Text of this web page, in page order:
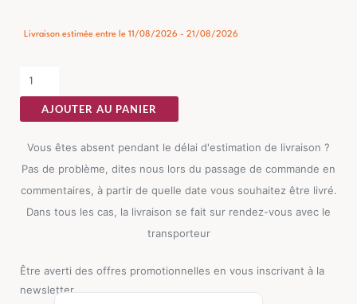
Livraison estimée entre le 11/08/2026 - 21/08/2026
Table
Manguier
Foncé
Ixia
AJOUTER AU PANIER
Vous êtes absent pendant le délai d'estimation de livraison ?
Pas de problème, dites nous lors du passage de commande en
commentaires, à partir de quelle date vous souhaitez être livré.
Dans tous les cas, la livraison se fait sur rendez-vous avec le
transporteur
Être averti des offres promotionnelles en vous inscrivant à la
newsletter